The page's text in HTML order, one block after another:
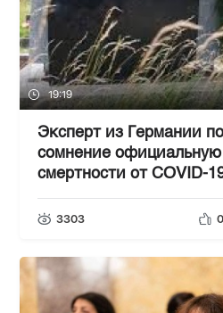
19:19
Эксперт из Германии
сомнение официальную
смертности от COVID-
3303 0